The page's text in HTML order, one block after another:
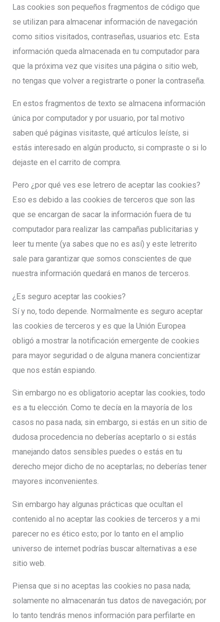
Las cookies son pequeños fragmentos de código que
se utilizan para almacenar información de navegación
como sitios visitados, contraseñas, usuarios etc. Esta
información queda almacenada en tu computador para
que la próxima vez que visites una página o sitio web,
no tengas que volver a registrarte o poner la contraseña.
En estos fragmentos de texto se almacena información
única por computador y por usuario, por tal motivo
saben qué páginas visitaste, qué artículos leíste, si
estás interesado en algún producto, si compraste o si lo
dejaste en el carrito de compra.
Pero ¿por qué ves ese letrero de aceptar las cookies?
Eso es debido a las cookies de terceros que son las
que se encargan de sacar la información fuera de tu
computador para realizar las campañas publicitarias y
leer tu mente (ya sabes que no es así) y este letrerito
sale para garantizar que somos conscientes de que
nuestra información quedará en manos de terceros.
¿Es seguro aceptar las cookies?
Sí y no, todo depende. Normalmente es seguro aceptar
las cookies de terceros y es que la Unión Europea
obligó a mostrar la notificación emergente de cookies
para mayor seguridad o de alguna manera concientizar
que nos están espiando.
Sin embargo no es obligatorio aceptar las cookies, todo
es a tu elección. Como te decía en la mayoría de los
casos no pasa nada; sin embargo, si estás en un sitio de
dudosa procedencia no deberías aceptarlo o si estás
manejando datos sensibles puedes o estás en tu
derecho mejor dicho de no aceptarlas; no deberías tener
mayores inconvenientes.
Sin embargo hay algunas prácticas que ocultan el
contenido al no aceptar las cookies de terceros y a mi
parecer no es ético esto; por lo tanto en el amplio
universo de internet podrías buscar alternativas a ese
sitio web.
Piensa que si no aceptas las cookies no pasa nada;
solamente no almacenarán tus datos de navegación; por
lo tanto tendrás menos información para perfilarte en